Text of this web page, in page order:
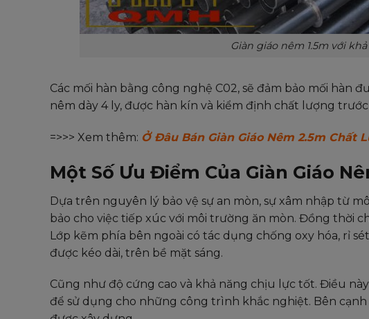
Giàn giáo nêm 1.5m với
Các mối hàn bằng công nghệ C02, sẽ đảm bảo mối hàn
nêm dày 4 ly, được hàn kín và kiểm định chất lượng
=>>> Xem thêm: Ở Đâu Bán Giàn Giáo Nêm 2.5m Chất
Một Số Ưu Điểm Của Giàn Giáo
Dựa trên nguyên lý bảo vệ sự an mòn, sự xâm nhập từ
bảo cho việc tiếp xúc với môi trường ăn mòn. Đồng thời
Lớp kẽm phía bên ngoài có tác dụng chống oxy hóa, rỉ
được kéo dài, trên bề mặt sáng.
Cũng như độ cứng cao và khả năng chịu lực tốt. Điều
để sử dụng cho những công trình khắc nghiệt. Bên